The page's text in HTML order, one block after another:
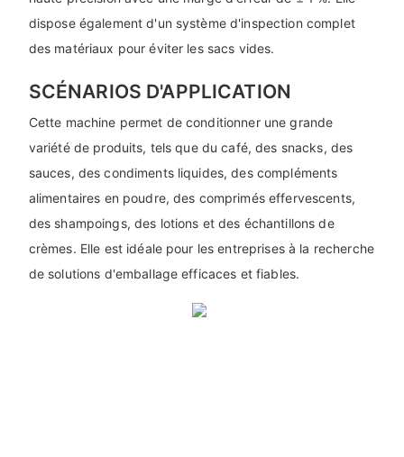
dispose également d'un système d'inspection complet
des matériaux pour éviter les sacs vides.
SCÉNARIOS D'APPLICATION
Cette machine permet de conditionner une grande
variété de produits, tels que du café, des snacks, des
sauces, des condiments liquides, des compléments
alimentaires en poudre, des comprimés effervescents,
des shampoings, des lotions et des échantillons de
crèmes. Elle est idéale pour les entreprises à la recherche
de solutions d'emballage efficaces et fiables.